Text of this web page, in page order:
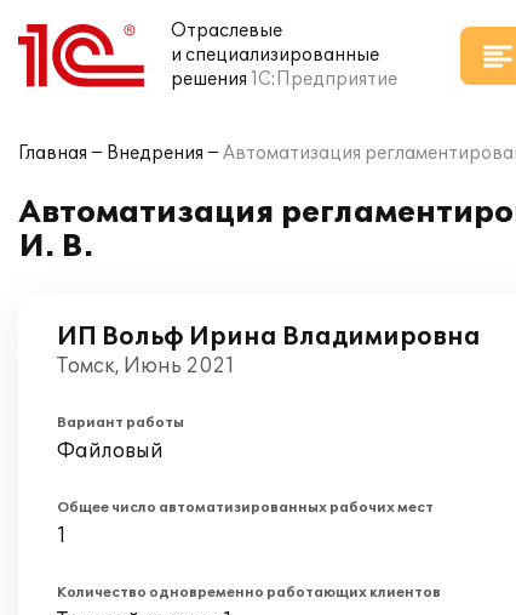
Отраслевые
и специализированные
решения 1С:Предприятие
Главная Внедрения Автоматизация
Автоматизация
И. В.
ИП Вольф Ирина Владимировна
Томск, Июнь 2021
Вариант работы
Файловый
Общее число автоматизированных рабочих мест
1
Количество одновременно работающих клиентов